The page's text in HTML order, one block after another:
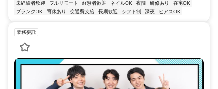
未経験者歓迎
フルリモート 経験者歓迎 ネイルOK 夜間 研修あり
在宅OK
ブランクOK
育休あり 交通費支給 長期歓迎 シフト制 深夜 ピアスOK
業務委託